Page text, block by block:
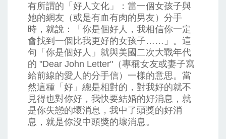
有所謂的「好人文化」：當一個女孩子與
她的網友（或是有血有肉的男友）分手
時，就說：「你是個好人，我相信你一定
會找到一個比我更好的女孩子……」。這
句「你是個好人」就與美國二次大戰年代
的 "Dear John Letter"（專稱女友或妻子寫
給前線的愛人的分手信）一樣的意思。當
然這種「好」總是相對的，對我好的就不
見得也對你好，我快要結婚的好消息，就
是你失戀的壞消息，我中了頭獎的好消
息，就是你沒中頭獎的壞消息。